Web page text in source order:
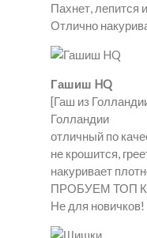
Пахнет, лепится
Отлично
Гашиш HQ
[Гаш из
Голландии
отличный по
не крошится,
накуривает
ПРОБУЕМ ТОП
Не для новичков!